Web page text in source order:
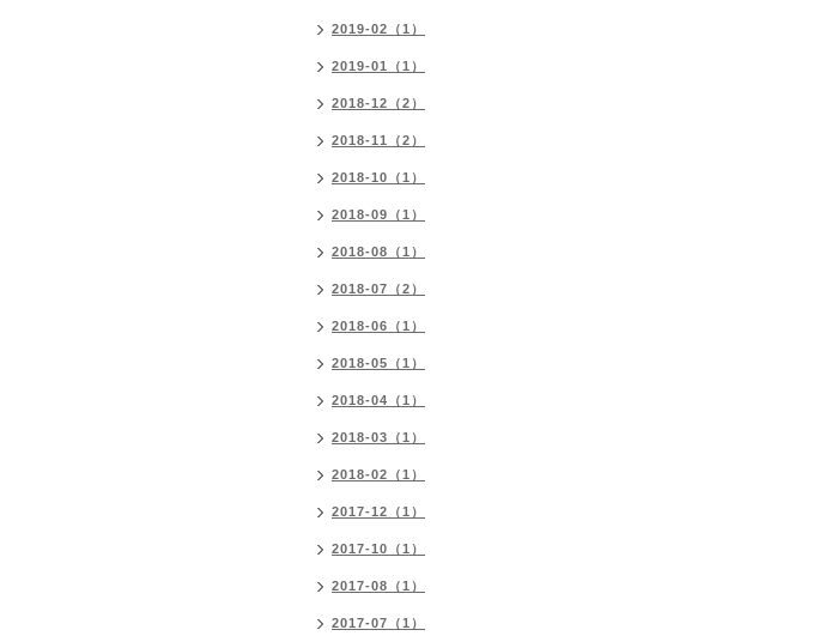
2019-02（1）
2019-01（1）
2018-12（2）
2018-11（2）
2018-10（1）
2018-09（1）
2018-08（1）
2018-07（2）
2018-06（1）
2018-05（1）
2018-04（1）
2018-03（1）
2018-02（1）
2017-12（1）
2017-10（1）
2017-08（1）
2017-07（1）